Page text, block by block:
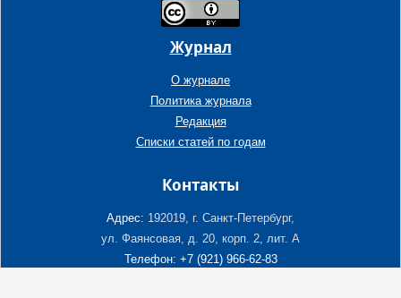
Журнал
О журнале
Политика журнала
Редакция
Списки статей по годам
Контакты
Адрес: 192019, г. Санкт-Петербург,
ул. Фаянсовая, д. 20, корп. 2, лит. А
Телефон: +7 (921) 966-62-83